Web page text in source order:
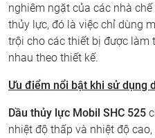
nghiêm ngặt của các nhà
thủy lực, đó là việc chỉ dùng
trội cho các thiết bị được làm
nhau theo thiết kế.
Ưu điểm nổi bật khi sử dụng
Dầu thủy lực Mobil SHC 525
nhiệt độ thấp và nhiệt độ